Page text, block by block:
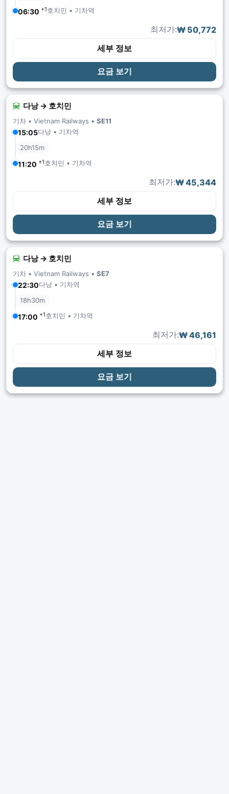
06:30 +1호치민 • 기차역
최저가:₩ 50,772
세부 정보
요금 보기
다낭 → 호치민
기차 • Vietnam Railways • SE11
15:05다낭 • 기차역
20h15m
11:20 +1호치민 • 기차역
최저가:₩ 45,344
세부 정보
요금 보기
다낭 → 호치민
기차 • Vietnam Railways • SE7
22:30다낭 • 기차역
18h30m
17:00 +1호치민 • 기차역
최저가:₩ 46,161
세부 정보
요금 보기